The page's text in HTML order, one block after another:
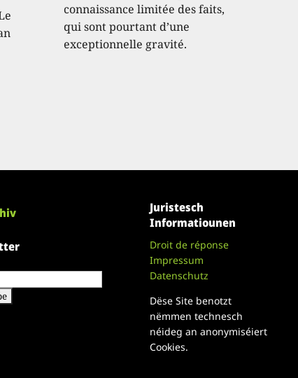
connaissance limitée des faits,
qui sont pourtant d’une
exceptionnelle gravité.
Juristesch
Informatiounen
Droit de réponse
Impressum
Datenschutz
Dëse Site benotzt
nëmmen technesch
néideg an anonymiséiert
Cookies.